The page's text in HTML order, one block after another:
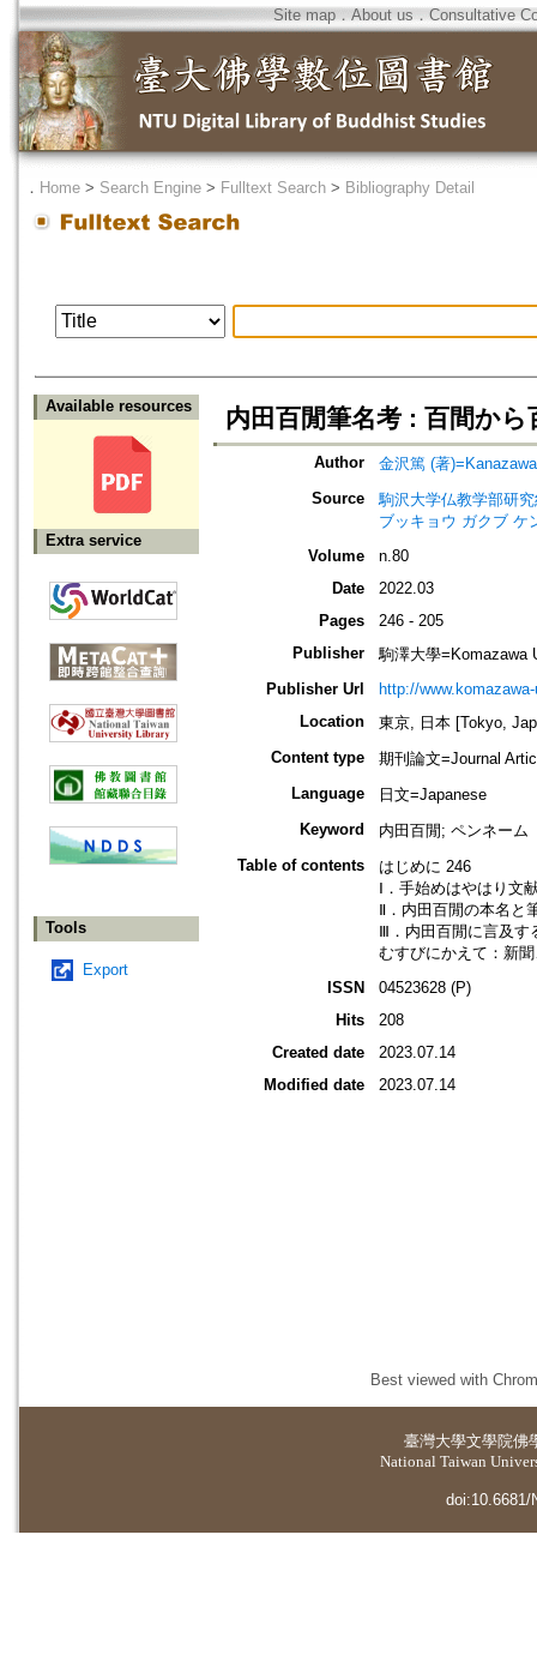
Site map．About us ． Consultative
． Home > Search Engine > Fulltext Search > Bibliography Detail
Available resources
Extra service
Tools
Export
内田百閒筆名考 : 百間から
Author
金沢篤 (著
Source
駒沢大学仏教学部研
ブッキョウ ガクブ ケ
Volume
n.80
Date
2022.03
Pages
246 - 205
Publisher
駒澤大學=Komazawa
Publisher Url
http://
Location
東京, 日本 [Tokyo,
Content type
期刊論文=Journal
Language
日文=Japanese
Keyword
内田百閒; ペンネーム
Table of contents
はじめに 246
Ⅰ．手始めはやはり文
Ⅱ．内田百閒の本名と
Ⅲ．内田百閒に言及す
むすびにかえて：新
ISSN
04523628 (P)
Hits
208
Created date
2023.07.14
Modified date
2023.07.14
Best viewed with
臺灣大學文學院佛
National Taiwan
doi:10.6681/